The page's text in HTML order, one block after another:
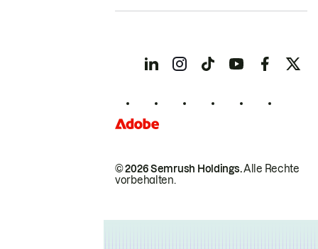
© 2026 Semrush Holdings.Alle Rechte
vorbehalten.